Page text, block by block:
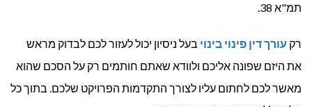
תמ"א 38.
רק עורך דין פינוי בינוי בעל ניסיון יכול לעזור לכם לבדוק מראש
את היזם שפונה אליכם ולוודא שאתם חותמים רק על הסכם שהוא
מאשר לכם לחתום עליו לצורך התקדמות הפרויקט שלכם. בתוך כל